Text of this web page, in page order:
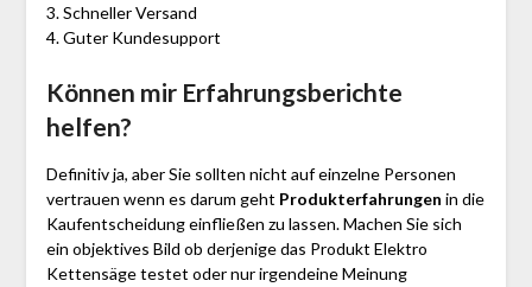
3. Schneller Versand
4. Guter Kundesupport
Können mir Erfahrungsberichte
helfen?
Definitiv ja, aber Sie sollten nicht auf einzelne Personen
vertrauen wenn es darum geht Produkterfahrungen in die
Kaufentscheidung einfließen zu lassen. Machen Sie sich
ein objektives Bild ob derjenige das Produkt Elektro
Kettensäge testet oder nur irgendeine Meinung